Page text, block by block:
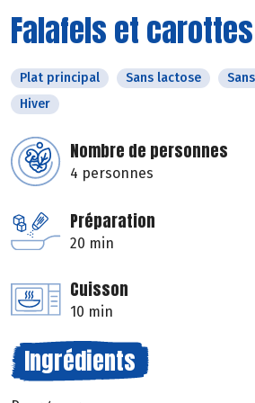
Falafels et
Plat principal Sans lactose
Hiver
Nombre de personnes
4 personnes
Préparation
20 min
Cuisson
10 min
Ingrédients